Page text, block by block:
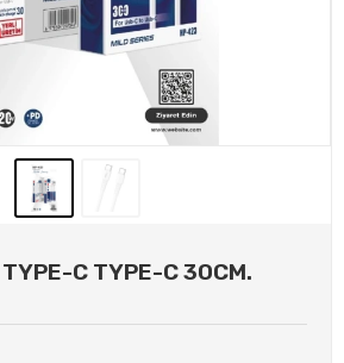
C TYPE-C 30CM.